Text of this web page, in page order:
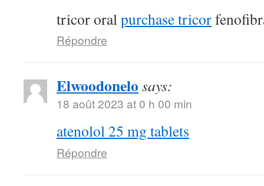
tricor oralpurchase tricor
Répondre
Elwoodonelo says:
18 août 2023 at 0 h 00 min
atenolol 25 mg tablets
Répondre